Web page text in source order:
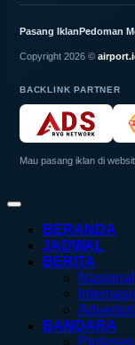
Pasang IklanPedoman
Copyright 2026 ©
BACKLINK PARTNER
Mau pasang iklan di
BERANDA
JADWAL
BERITA
Nasional
BANDARA
Pintasan